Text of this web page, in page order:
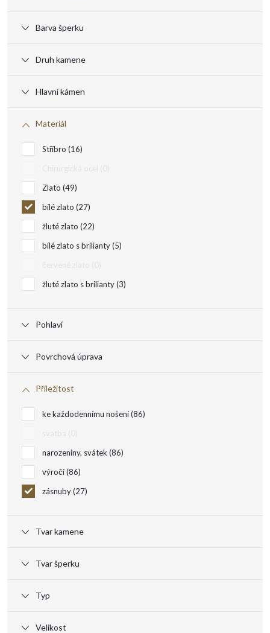
Barva šperku
Druh kamene
Hlavní kámen
Materiál
Stříbro 16
Zlato 49
bílé zlato 27
žluté zlato 22
bílé zlato s brilianty 5
žluté zlato s brilianty 3
Pohlaví
Povrchová úprava
Příležitost
ke každodennímu nošení 86
narozeniny, svátek 86
výročí 86
zásnuby 27
Tvar kamene
Tvar šperku
Typ
Velikost